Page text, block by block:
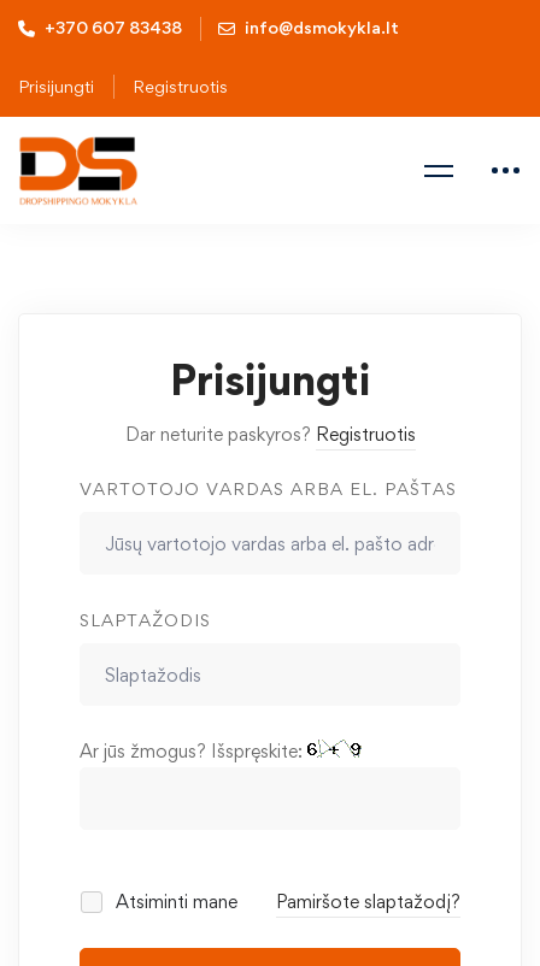
+370 607 83438 info@dsmokykla.lt
Prisijungti Registruotis
Prisijungti
Dar neturite paskyros? Registruotis
VARTOTOJO VARDAS ARBA EL. PAŠTAS
SLAPTAŽODIS
Ar jūs žmogus? Išspręskite:
Atsiminti mane Pamiršote slaptažodį?